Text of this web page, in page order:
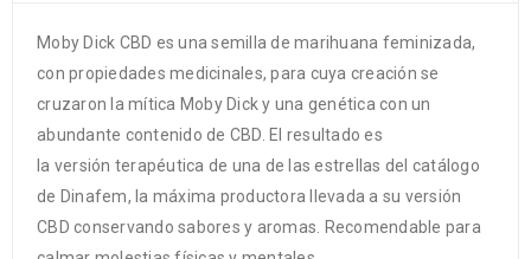
Moby Dick CBD es una semilla de marihuana feminizada,
con propiedades medicinales, para cuya creación se
cruzaron la mítica Moby Dick y una genética con un
abundante contenido de CBD. El resultado es
la versión terapéutica de una de las estrellas del catálogo
de Dinafem, la máxima productora llevada a su versión
CBD conservando sabores y aromas. Recomendable para